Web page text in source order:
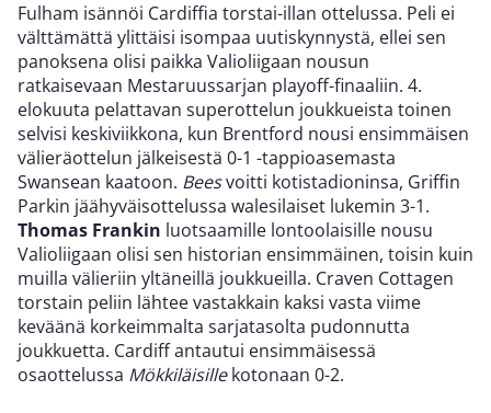
Fulham isännöi Cardiffia torstai-illan ottelussa. Peli ei
välttämättä ylittäisi isompaa uutiskynnystä, ellei sen
panoksena olisi paikka Valioliigaan nousun
ratkaisevaan Mestaruussarjan playoff-finaaliin. 4.
elokuuta pelattavan superottelun joukkueista toinen
selvisi keskiviikkona, kun Brentford nousi ensimmäisen
välieräottelun jälkeisestä 0-1 -tappioasemasta
Swansean kaatoon. Beesvoitti kotistadioninsa, Griffin
Parkin jäähyväisottelussa walesilaiset lukemin 3-1.
Thomas Frankin luotsaamille lontoolaisille nousu
Valioliigaan olisi sen historian ensimmäinen, toisin kuin
muilla välieriin yltäneillä joukkueilla. Craven Cottagen
torstain peliin lähtee vastakkain kaksi vasta viime
keväänä korkeimmalta sarjatasolta pudonnutta
joukkuetta. Cardiff antautui ensimmäisessä
osaottelussa Mökkiläisillekotonaan 0-2.